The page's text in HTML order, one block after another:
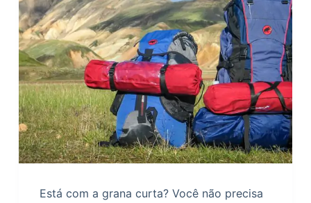
Está com a grana curta? Você não precisa